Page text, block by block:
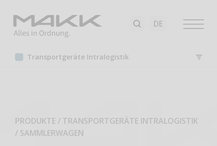
Transport​geräte Intralogistik
PRODUKTE / TRANSPORT​GERÄTE INTRALOGISTIK
/ SAMMLERWAGEN